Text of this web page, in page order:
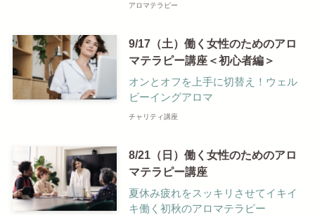
アロマテラピー
9/17（土）働く女性のためのアロ
マテラピー講座＜初心者編＞
オンとオフを上手に切替え！ウェル
ビーイングアロマ
チャリティ講座
8/21（日）働く女性のためのアロ
マテラピー講座
夏休み疲れをスッキリさせてイキイ
キ働く初秋のアロマテラピー